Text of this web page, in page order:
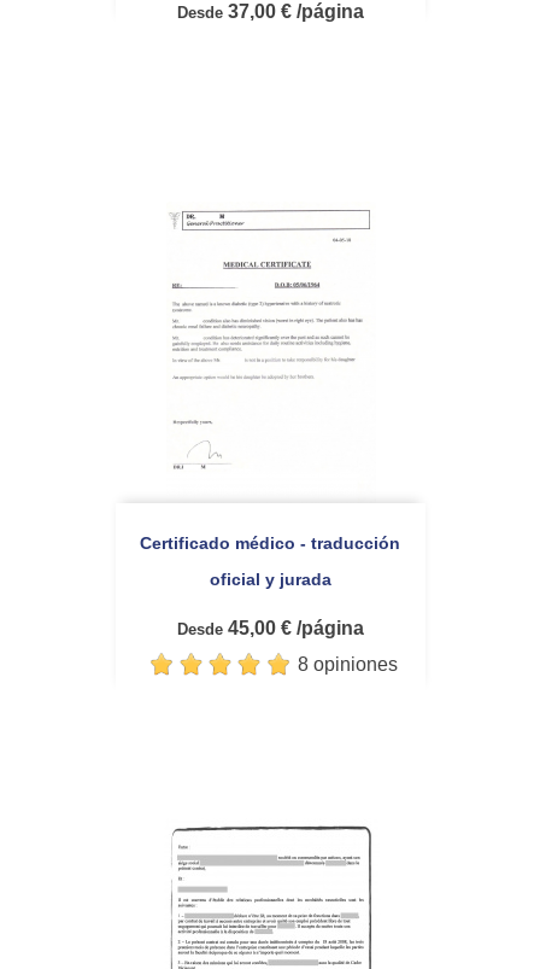
Desde37,00 € /página
Certificado médico - traducción
oficial y jurada
Desde45,00 € /página
8 opiniones